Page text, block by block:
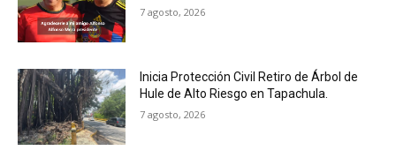
7 agosto, 2026
Inicia Protección Civil Retiro de Árbol de
Hule de Alto Riesgo en Tapachula.
7 agosto, 2026